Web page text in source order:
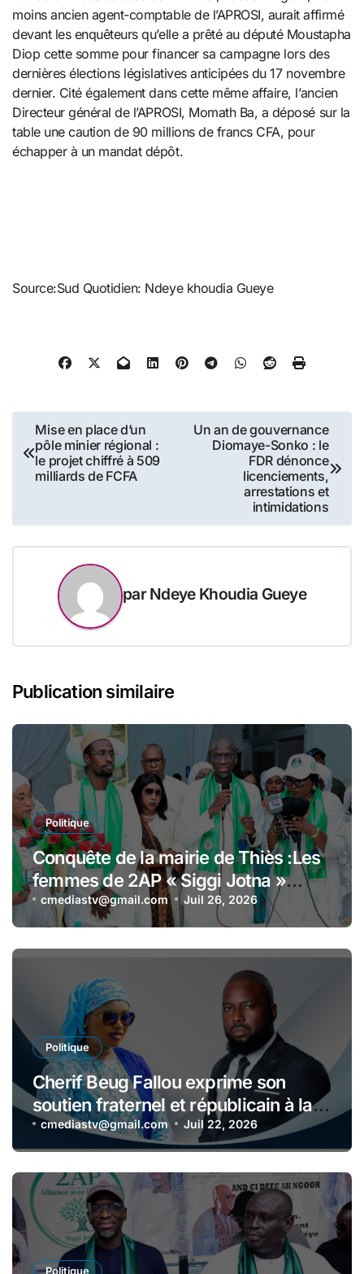
moins ancien agent-comptable de l’APROSI, aurait affirmé
devant les enquêteurs qu’elle a prêté au député Moustapha
Diop cette somme pour financer sa campagne lors des
dernières élections législatives anticipées du 17 novembre
dernier. Cité également dans cette même affaire, l’ancien
Directeur général de l’APROSI, Momath Ba, a déposé sur la
table une caution de 90 millions de francs CFA, pour
échapper à un mandat dépôt.
Source:Sud Quotidien: Ndeye khoudia Gueye
Navigation
de
l’article
Mise en place d’un
pôle minier régional :
le projet chiffré à 509
milliards de FCFA
Un an de gouvernance
Diomaye-Sonko : le
FDR dénonce
licenciements,
arrestations et
intimidations
parNdeye Khoudia Gueye
Publication similaire
Politique
Conquête de la mairie de Thiès :Les
femmes de 2AP « Siggi Jotna »
adoubent Abdoulaye Dièye et
financent sa caution
cmediastv@gmail.com Juil 26, 2026
Politique
Cherif Beug Fallou exprime son
soutien fraternel et républicain à la
ministre Amy Mara Dièye : «
Madame la Ministre, gardez la tête
haute et soyez fière de vous »
cmediastv@gmail.com Juil 22, 2026
Politique